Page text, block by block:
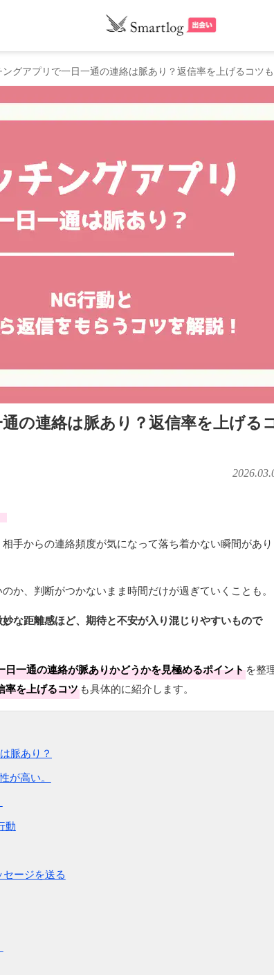
グアプリで一日一通の連絡は脈あり？返信率を上げるコツも
の連絡は脈あり？返信率を上げる
手からの連絡頻度が気になって落ち着かない瞬間があり
か、判断がつかないまま時間だけが過ぎていくことも。
な距離感ほど、期待と不安が入り混じりやすいもので
日一通の連絡が脈ありかどうかを見極めるポイントを整
率を上げるコツ も具体的に紹介します。
脈あり？
が高い。
動
ージを送る